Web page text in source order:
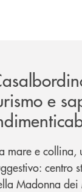
e
mare e collina,
centro
Madonna dei